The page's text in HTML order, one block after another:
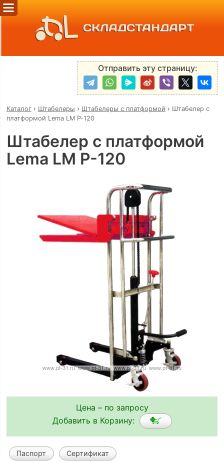
СКЛАДСТАНДАРТ
Отправить эту страницу:
Каталог› Штабелеры › Штабелеры с платформой › Штабелер с
платформой Lema LM P-120
Штабелер с платформой
Lema LM P-120
Цена – по запросу
Добавить в Корзину:
Паспорт Сертификат